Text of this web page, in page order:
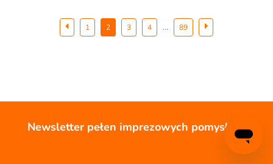
1 2 3 4 ... 89
Newsletter pełen imprezowych pomysłów!